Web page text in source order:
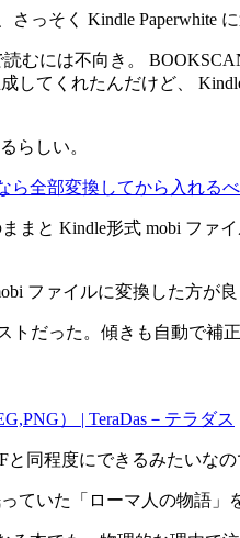
っそく Kindle Paperwhite
むには不向き。
てくれたんだけど、
らしい。
ら全部変換してから入れる
まと Kindle形式 mobi ファ
ファイルに変換した方が
トだった。傾きも自動で
） | TeraDas－テラダス
同程度にできるみたいなの
ていた「ローマ人の物語」